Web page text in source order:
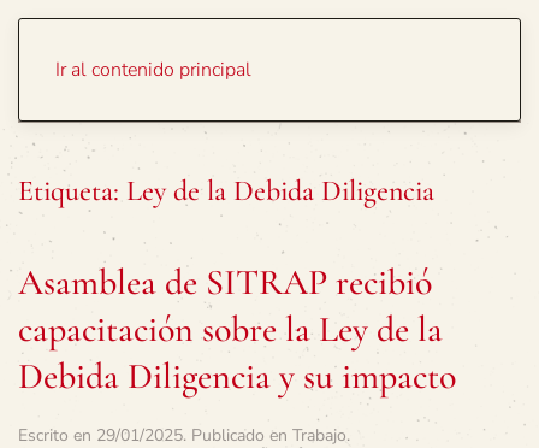
Ir al contenido principal
Etiqueta: Ley de la Debida Diligencia
Asamblea de SITRAP recibió
capacitación sobre la Ley de la
Debida Diligencia y su impacto
Escrito en 29/01/2025. Publicado en Trabajo.